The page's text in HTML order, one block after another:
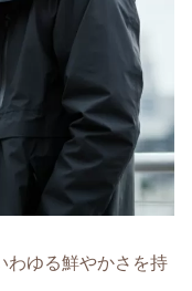
わゆる鮮やかさを持